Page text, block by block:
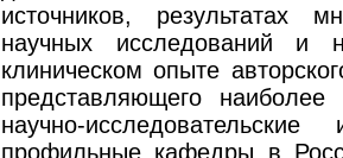
источников, результатах
научных исследований и
клиническом опыте
представляющего наиболее
научно-
профильные кафедры в